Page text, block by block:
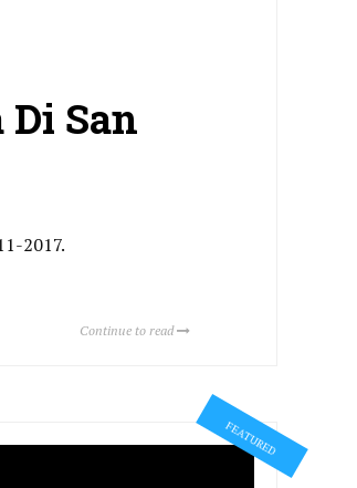
San
2017.
Continue to read
FEATURED